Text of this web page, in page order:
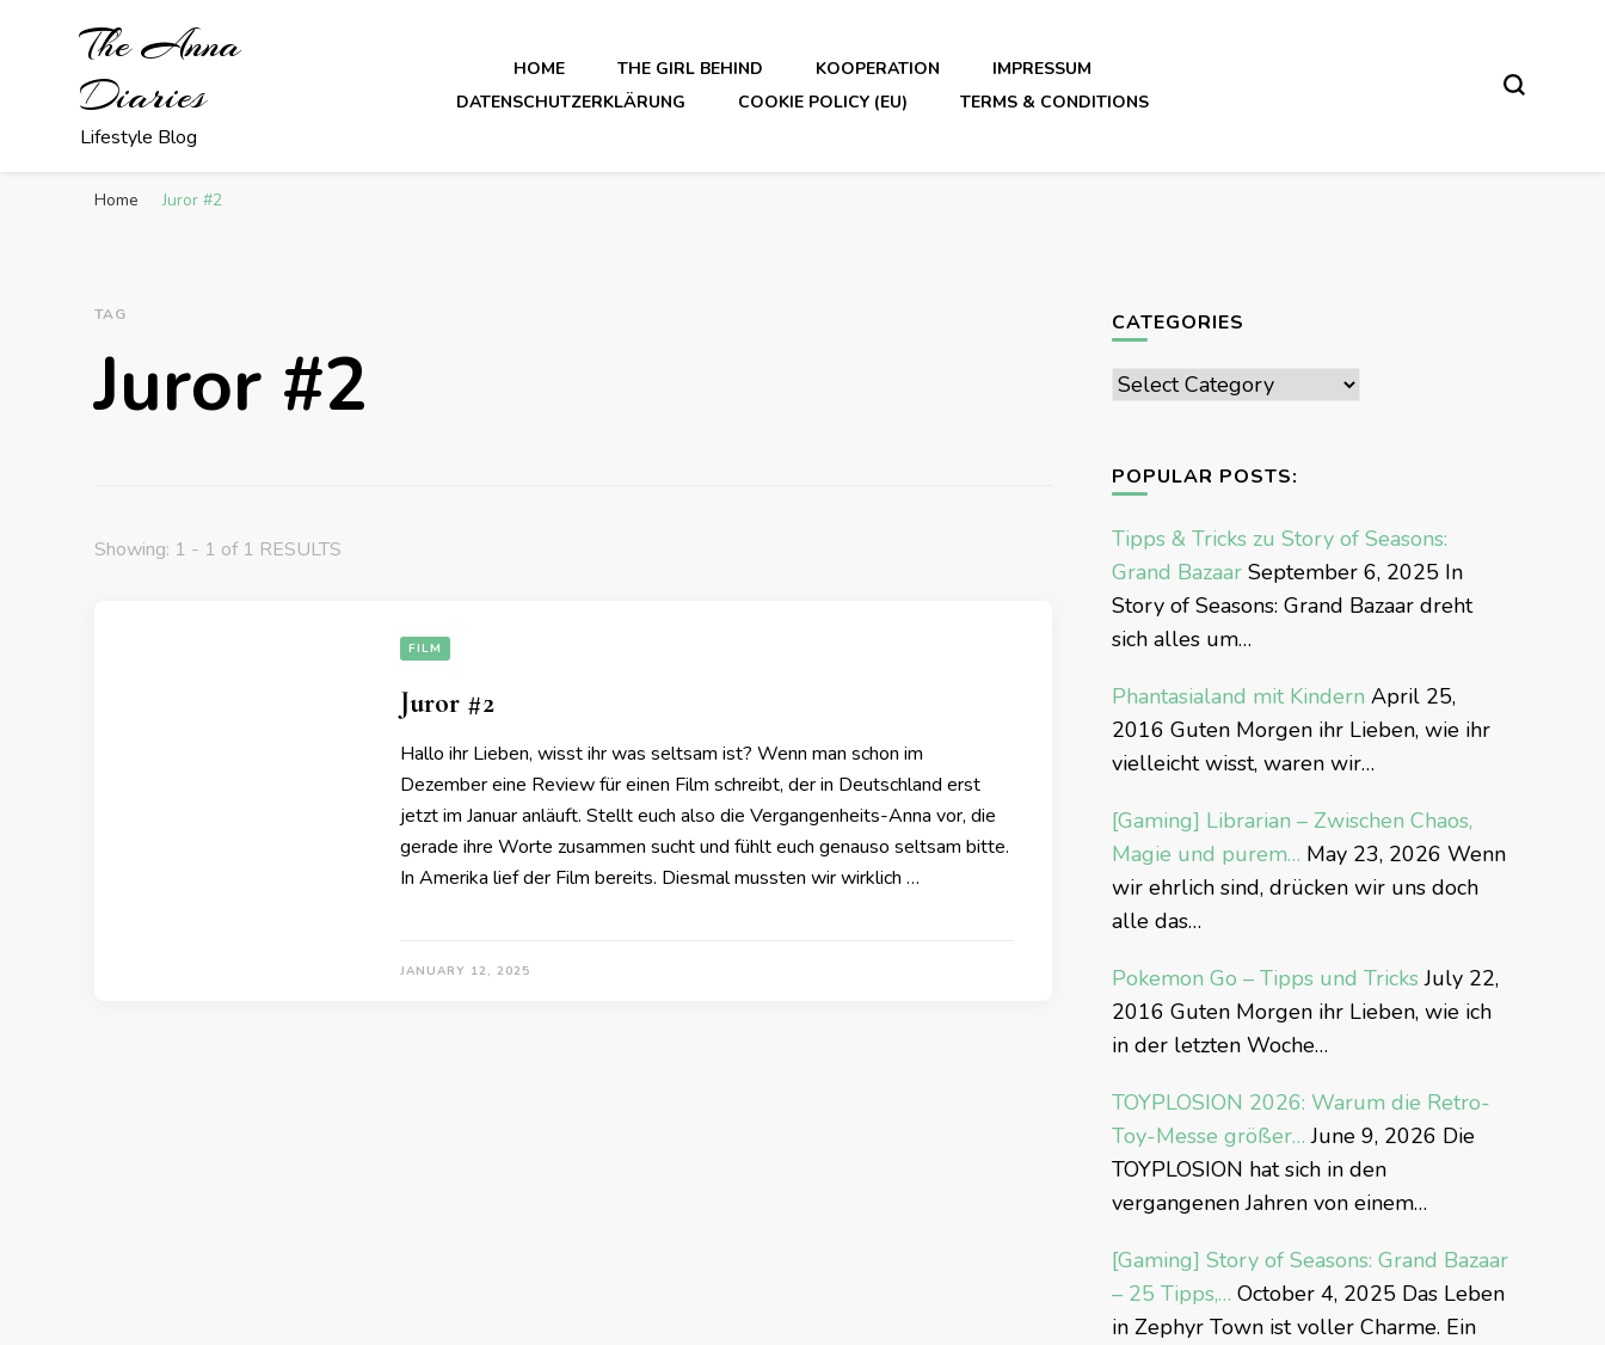
The Anna
Diaries
Lifestyle Blog
HOME THE GIRL BEHIND KOOPERATION
IMPRESSUM
DATENSCHUTZERKLÄRUNG
COOKIE POLICY (EU) TERMS & CONDITIONS
Home Juror #2
TAG
Juror #2
Showing: 1 - 1 of 1 RESULTS
FILM
Juror #2
Hallo ihr Lieben, wisst ihr was seltsam ist? Wenn man schon im
Dezember eine Review für einen Film schreibt, der in Deutschland erst
jetzt im Januar anläuft. Stellt euch also die Vergangenheits-Anna vor, die
gerade ihre Worte zusammen sucht und fühlt euch genauso seltsam bitte.
In Amerika lief der Film bereits. Diesmal mussten wir wirklich …
JANUARY 12, 2025
CATEGORIES
Categories
POPULAR POSTS:
Tipps & Tricks zu Story of Seasons:
Grand BazaarSeptember 6, 2025 In
Story of Seasons: Grand Bazaar dreht
sich alles um…
Phantasialand mit Kindern April 25,
2016 Guten Morgen ihr Lieben, wie ihr
vielleicht wisst, waren wir…
[Gaming] Librarian – Zwischen Chaos,
Magie und purem… May 23, 2026 Wenn
wir ehrlich sind, drücken wir uns doch
alle das…
Pokemon Go – Tipps und Tricks July 22,
2016 Guten Morgen ihr Lieben, wie ich
in der letzten Woche…
TOYPLOSION 2026: Warum die Retro-
Toy-Messe größer… June 9, 2026 Die
TOYPLOSION hat sich in den
vergangenen Jahren von einem…
[Gaming] Story of Seasons: Grand Bazaar
– 25 Tipps,… October 4, 2025 Das Leben
in Zephyr Town ist voller Charme. Ein